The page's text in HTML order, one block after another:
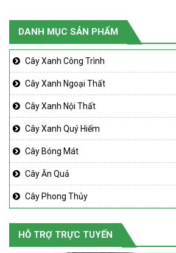
DANH MỤC SẢN PHẨM
Cây Xanh Công Trình
Cây Xanh Ngoại Thất
Cây Xanh Nội Thất
Cây Xanh Quý Hiếm
Cây Bóng Mát
Cây Ăn Quả
Cây Phong Thủy
HỖ TRỢ TRỰC TUYẾN